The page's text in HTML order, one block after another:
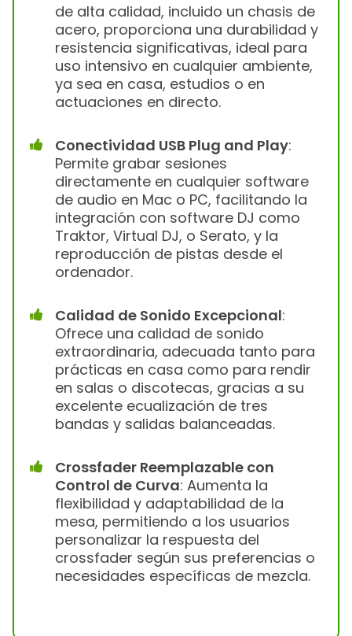
de alta calidad, incluido un chasis de
acero, proporciona una durabilidad y
resistencia significativas, ideal para
uso intensivo en cualquier ambiente,
ya sea en casa, estudios o en
actuaciones en directo.
Conectividad USB Plug and Play:
Permite grabar sesiones
directamente en cualquier software
de audio en Mac o PC, facilitando la
integración con software DJ como
Traktor, Virtual DJ, o Serato, y la
reproducción de pistas desde el
ordenador.
Calidad de Sonido Excepcional:
Ofrece una calidad de sonido
extraordinaria, adecuada tanto para
prácticas en casa como para rendir
en salas o discotecas, gracias a su
excelente ecualización de tres
bandas y salidas balanceadas.
Crossfader Reemplazable con
Control de Curva: Aumenta la
flexibilidad y adaptabilidad de la
mesa, permitiendo a los usuarios
personalizar la respuesta del
crossfader según sus preferencias o
necesidades específicas de mezcla.